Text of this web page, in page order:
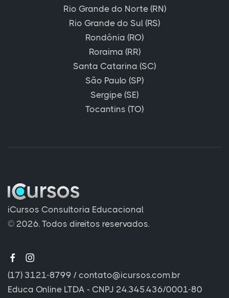
Rio Grande do Norte (RN)
Rio Grande do Sul (RS)
Rondônia (RO)
Roraima (RR)
Santa Catarina (SC)
São Paulo (SP)
Sergipe (SE)
Tocantins (TO)
iCursos Consultoria Educacional
© 2026. Todos direitos reservados.
(17) 3121-8799 / contato@icursos.com.br
Educa Online LTDA - CNPJ 24.345.436/0001-80